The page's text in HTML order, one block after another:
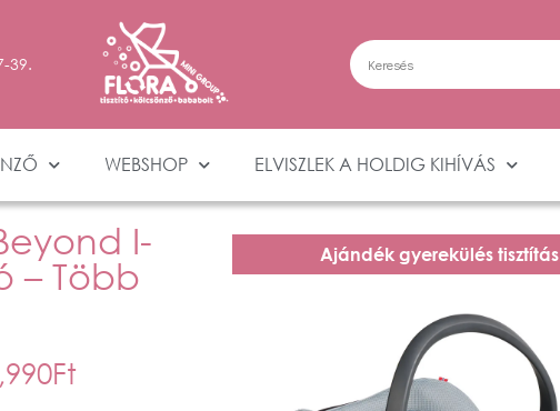
39.
WEBSHOP ELVISZLEK A HOLDIG KIHÍVÁS
I-
– Több
Ft
Ajándék gyerekülés tisztítás